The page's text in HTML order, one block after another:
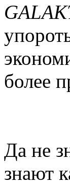
более
Да не
знают